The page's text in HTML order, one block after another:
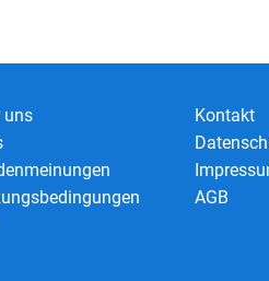
uns
Kontakt
AGB